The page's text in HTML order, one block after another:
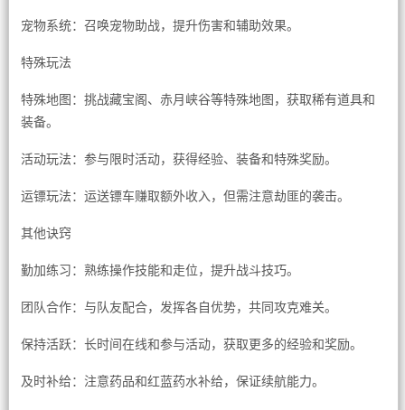
宠物系统：召唤宠物助战，提升伤害和辅助效果。
特殊玩法
特殊地图：挑战藏宝阁、赤月峡谷等特殊地图，获取稀有道具和
装备。
活动玩法：参与限时活动，获得经验、装备和特殊奖励。
运镖玩法：运送镖车赚取额外收入，但需注意劫匪的袭击。
其他诀窍
勤加练习：熟练操作技能和走位，提升战斗技巧。
团队合作：与队友配合，发挥各自优势，共同攻克难关。
保持活跃：长时间在线和参与活动，获取更多的经验和奖励。
及时补给：注意药品和红蓝药水补给，保证续航能力。